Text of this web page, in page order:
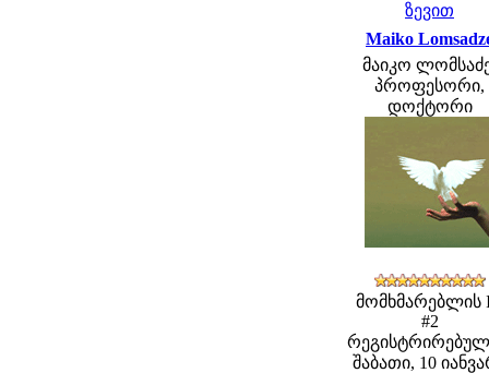
ზევით
Maiko
მაიკო
პროფესორი,
დოქტორი
მომხმარებლის
#2
შაბათი, 10